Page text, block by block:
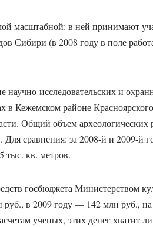
масштабной: в ней принимают
Сибири (в 2008 году в поле
научно-исследовательских и
в Кежемском районе
Общий объем археологических
Для сравнения: за 2008-й и 2009-й
тыс. кв. метров.
госбюджета Министерством
в 2009 году — 142 млн руб., на
ученых, этих денег хватит